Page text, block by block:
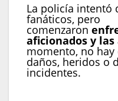
La policía intentó
fanáticos, pero
comenzaron
aficionados y
momento, no
daños, heridos o
incidentes.